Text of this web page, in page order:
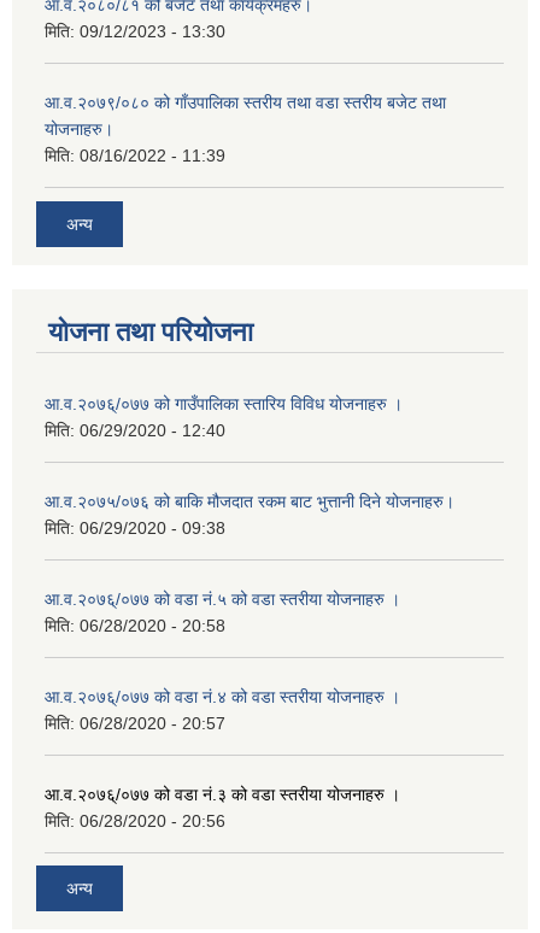
आ.व.२०८०/८१ को बजेट तथा कार्यक्रमहरु।
मिति: 09/12/2023 - 13:30
आ.व.२०७९/०८० को गाँउपालिका स्तरीय तथा वडा स्तरीय बजेट तथा
योजनाहरु।
मिति: 08/16/2022 - 11:39
अन्य
योजना तथा परियोजना
आ.व.२०७६्/०७७ को गाउँपालिका स्तारिय विविध योजनाहरु ।
मिति: 06/29/2020 - 12:40
आ.व.२०७५/०७६ को बाकि मौजदात रकम बाट भुत्तानी दिने योजनाहरु।
मिति: 06/29/2020 - 09:38
आ.व.२०७६्/०७७ को वडा नं.५ को वडा स्तरीया योजनाहरु ।
मिति: 06/28/2020 - 20:58
आ.व.२०७६्/०७७ को वडा नं.४ को वडा स्तरीया योजनाहरु ।
मिति: 06/28/2020 - 20:57
आ.व.२०७६्/०७७ को वडा नं.३ को वडा स्तरीया योजनाहरु ।
मिति: 06/28/2020 - 20:56
अन्य